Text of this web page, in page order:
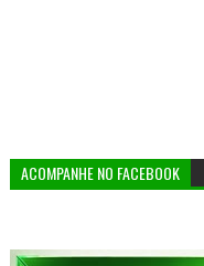
ACOMPANHE NO FACEBOOK